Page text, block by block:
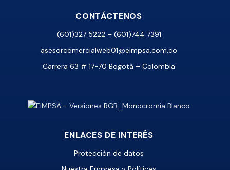
CONTÁCTENOS
(601)327 5222 – (601)744 7391
asesorcomercialweb01@eimpsa.com.co
Carrera 63 # 17-70 Bogotá – Colombia
ENLACES DE INTERÉS
Protección de datos